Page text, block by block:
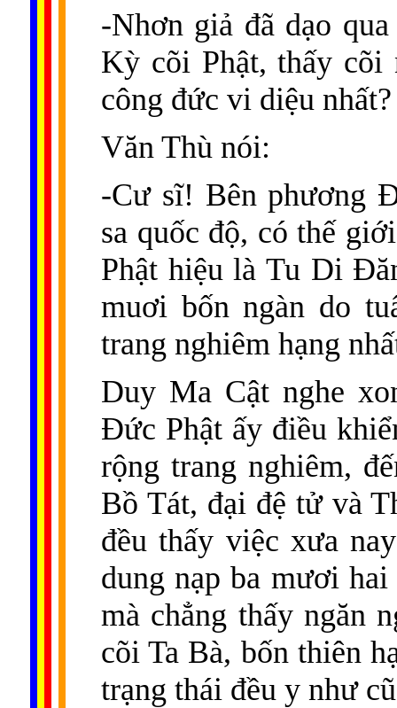
-Nhơn giả đã dạo
Kỳ cõi Phật, thấy cõi
công đức vi diệu nhất?
Văn Thù nói:
-Cư sĩ! Bên phương
sa quốc độ, có thế
Phật hiệu là Tu Di
muơi bốn ngàn do
trang nghiêm hạng
Duy Ma Cật nghe
Ðức Phật ấy điều
rộng trang nghiêm,
Bồ Tát, đại đệ tử và
đều thấy việc xưa
dung nạp ba mươi
mà chẳng thấy ngăn
cõi Ta Bà, bốn thiên
trạng thái đều y như